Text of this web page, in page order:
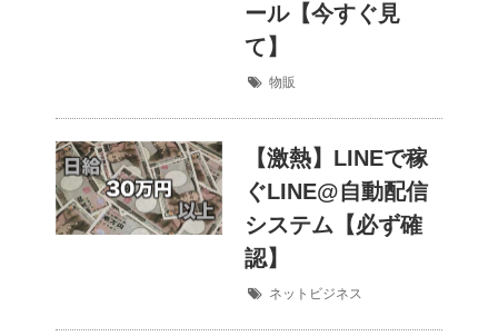
ール【今すぐ見
て】
物販
【激熱】LINEで稼
ぐLINE@自動配信
システム【必ず確
認】
ネットビジネス